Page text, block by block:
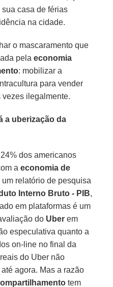
casa de férias
na cidade.
o mascaramento que
pelaeconomia
: mobilizar a
para vender
ilegalmente.
a uberização da
dos americanos
aeconomia de
um relatório de pesquisa
Interno Bruto - PIB,
em plataformas é um
do Uber em
especulativa quanto a
on-line no final da
do Uber não
agora. Mas a razão
tem